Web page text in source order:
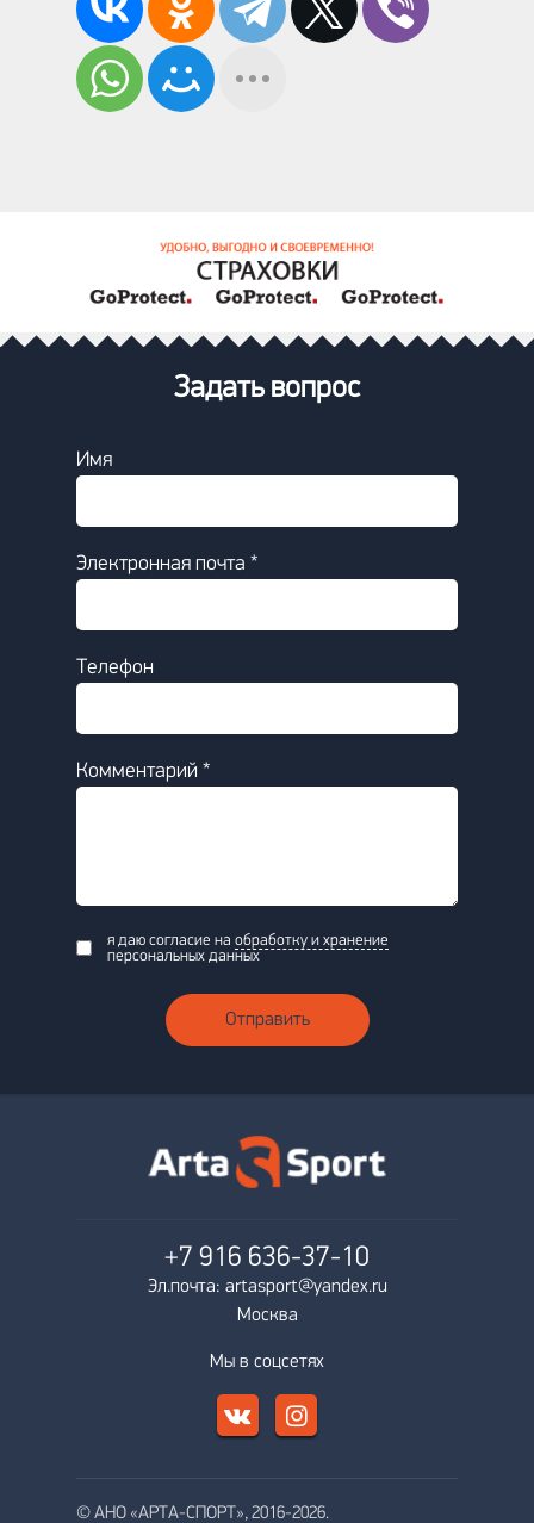
Задать вопрос
Имя
Электронная почта *
Телефон
Комментарий *
я даю согласие на обработку и хранение
персональных данных
Отправить
+7 916 636-37-10
Эл.почта: artasport@yandex.ru
Москва
Мы в соцсетях
© АНО «АРТА-СПОРТ», 2016-2026.